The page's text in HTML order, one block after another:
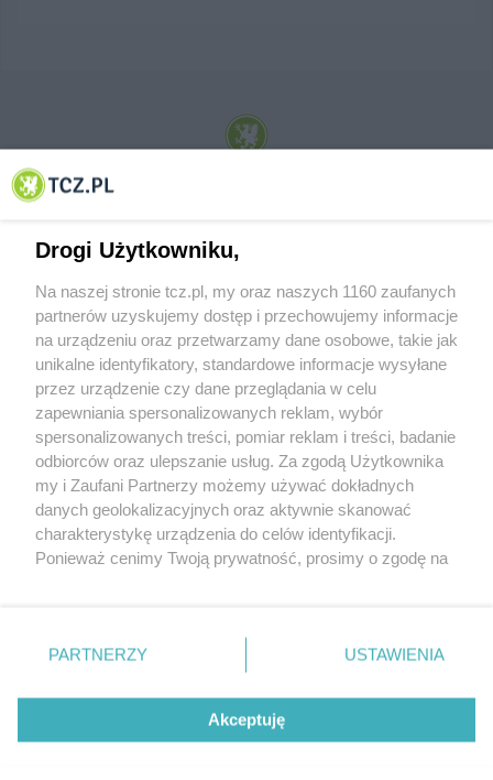
© 2001-2026 Tczew - TCZ.PL Sp. z o.o. Internetowy Serwis Informacyjny Miasta
O FIRMIE POLITYKA PRYWATNOŚCI HOSTING
REKLAMA WSPÓŁPRACA RSS FACEBOOK KONTAKT
Nasze serwisy
Aktualności
Tcz24
Historia miasta
Muzyka i kultura
Archiwum wydarzeń
Zdjęcia miasta
Drogi Użytkowniku,
Na naszej stronie tcz.pl, my oraz naszych 1160 zaufanych
partnerów uzyskujemy dostęp i przechowujemy informacje
na urządzeniu oraz przetwarzamy dane osobowe, takie jak
unikalne identyfikatory, standardowe informacje wysyłane
przez urządzenie czy dane przeglądania w celu
zapewniania spersonalizowanych reklam, wybór
spersonalizowanych treści, pomiar reklam i treści, badanie
odbiorców oraz ulepszanie usług. Za zgodą Użytkownika
my i Zaufani Partnerzy możemy używać dokładnych
danych geolokalizacyjnych oraz aktywnie skanować
charakterystykę urządzenia do celów identyfikacji.
Ponieważ cenimy Twoją prywatność, prosimy o zgodę na
znajdujący się w lewym dolnym rogu strony
. Niektóre
przetwarzaniu. Preferencje będą miały zastosowania tylko
PARTNERZY USTAWIENIA
Akceptuję